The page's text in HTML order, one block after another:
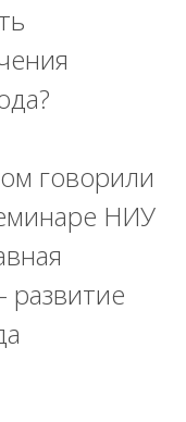
говорили
НИУ